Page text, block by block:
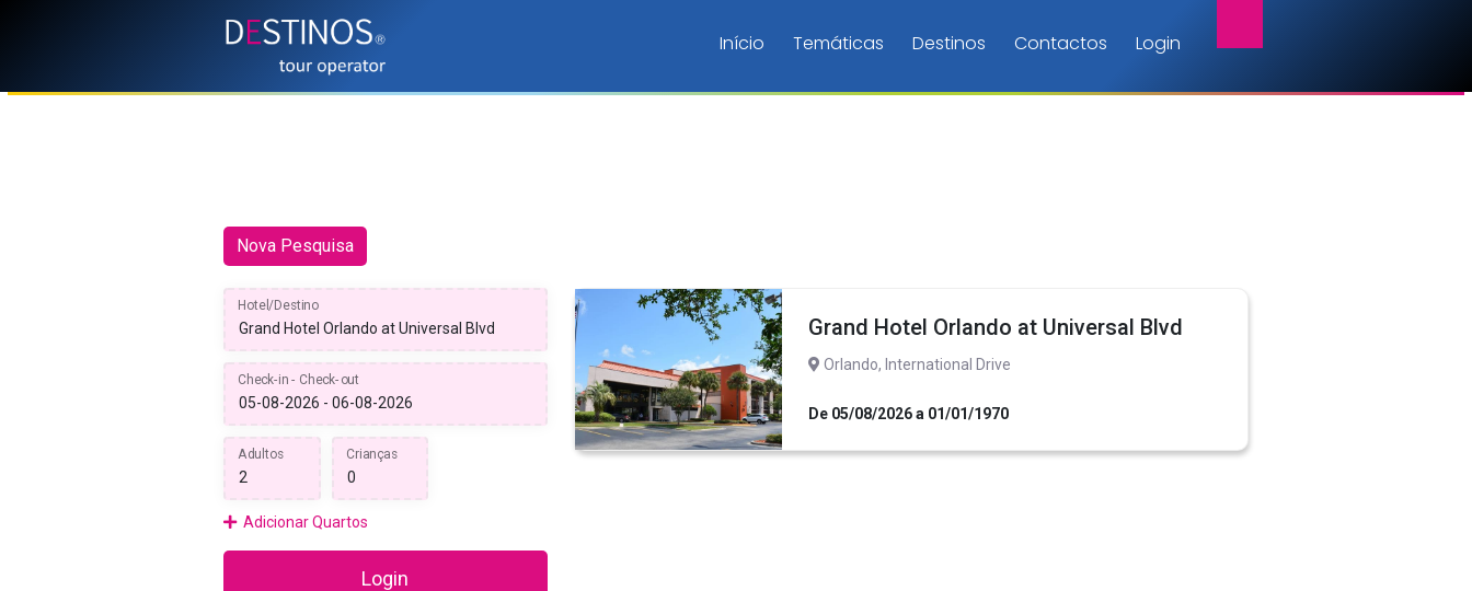
Início Temáticas Destinos Contactos Login
Nova Pesquisa
Hotel/Destino
Check-in - Check-out
Adultos Crianças
Adicionar Quartos
Login
Grand Hotel Orlando at Universal Blvd
Orlando, International Drive
De 05/08/2026 a 01/01/1970